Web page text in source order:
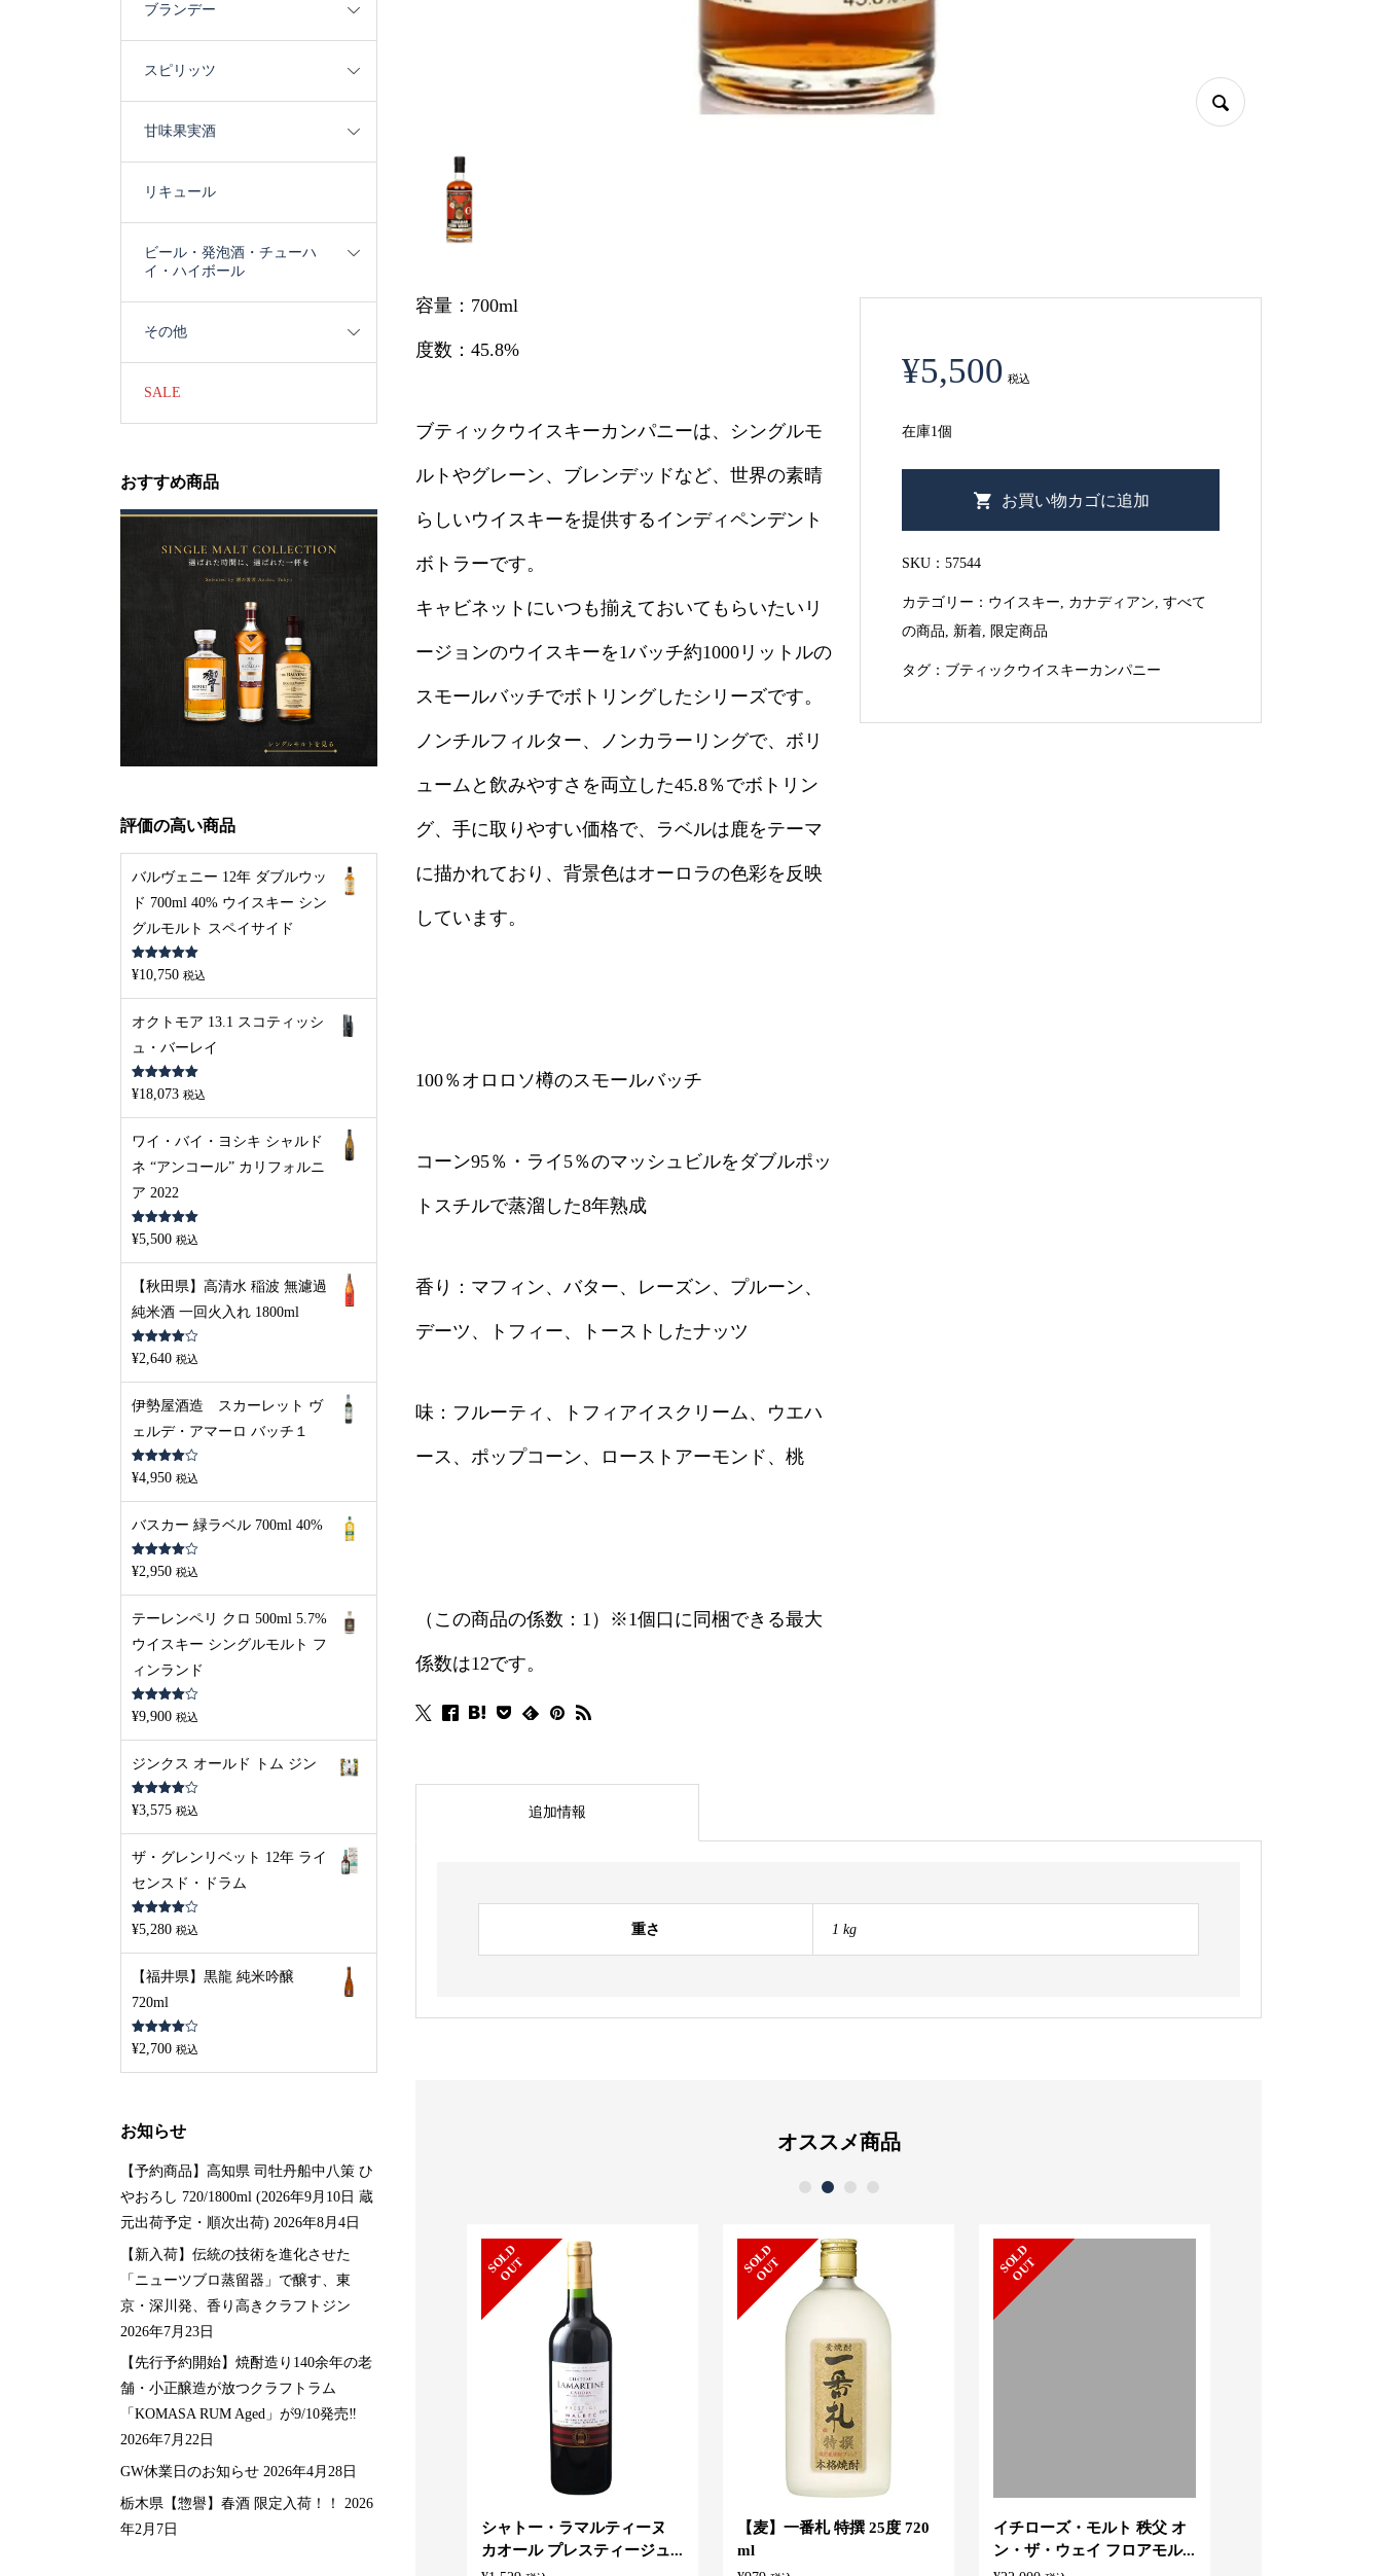
容量：700ml
度数：45.8%
ブティックウイスキーカンパニーは、シングルモ
ルトやグレーン、ブレンデッドなど、世界の素晴
らしいウイスキーを提供するインディペンデント
ボトラーです。
キャビネットにいつも揃えておいてもらいたいリ
ージョンのウイスキーを1バッチ約1000リットルの
スモールバッチでボトリングしたシリーズです。
ノンチルフィルター、ノンカラーリングで、ボリ
ュームと飲みやすさを両立した45.8％でボトリン
グ、手に取りやすい価格で、ラベルは鹿をテーマ
に描かれており、背景色はオーロラの色彩を反映
しています。
100％オロロソ樽のスモールバッチ
コーン95％・ライ5％のマッシュビルをダブルポッ
トスチルで蒸溜した8年熟成
香り：マフィン、バター、レーズン、プルーン、
デーツ、トフィー、トーストしたナッツ
味：フルーティ、トフィアイスクリーム、ウエハ
ース、ポップコーン、ローストアーモンド、桃
（この商品の係数：1）※1個口に同梱できる最大
係数は12です。
¥5,500 税込
在庫1個
ッ
ク
ウ
お買い物カゴに追加
SKU：57544
カテゴリー： ウイスキー カナディアン ,すべて
の商品
新着 限定商品
タグ： ブティックウイスキーカンパニー
追加情報
重さ 1 kg
オススメ商品
都】多満自慢 佳撰 多
S
O
L
D
O
U
T S
O
L
D
O
U
T
シャトー・ラマルティーヌ
カオール プレスティージュ...
S
O
L
D
O
U
T
【麦】一番札 特撰 25度 720
ml
S
O
L
D
O
U
T
イチローズ・モルト 秩父 オ
ン・ザ・ウェイ フロアモル...
1 2 3 4
ブランデー
スピリッツ
甘味果実酒
リキュール
ビール・発泡酒・チューハ
イ・ハイボール
その他
SALE
おすすめ商品
評価の高い商品
バルヴェニー 12年 ダブルウッ
ド 700ml 40% ウイスキー シン
グルモルト スペイサイド
5段階中5.00
の評価
¥10,750 税込
オクトモア 13.1 スコティッシ
ュ・バーレイ
5段階中5.00
の評価
¥18,073 税込
ワイ・バイ・ヨシキ シャルド
ネ “アンコール” カリフォルニ
ア 2022
5段階中 5.00
の評価
¥5,500 税込
【秋田県】高清水 稲波 無濾過
純米酒 一回火入れ 1800ml
5段階中
4.00の評
¥2,640 税込
伊勢屋酒造 スカーレット ヴ
ェルデ・アマーロ バッチ１
5段階中
4.00の評
¥4,950 税込
バスカー 緑ラベル 700ml 40%
5段階中
4.00の評
¥2,950 税込
テーレンペリ クロ 500ml 5.7%
ウイスキー シングルモルト フ
ィンランド
5段階中
4.00の評
¥9,900 税込
ジンクス オールド トム ジン
5段階中
4.00の評
¥3,575 税込
ザ・グレンリベット 12年 ライ
センスド・ドラム
5段階中
4.00の評
¥5,280 税込
【福井県】黒龍 純米吟醸
720ml
5段階中
4.00の評
¥2,700 税込
お知らせ
【予約商品】高知県 司牡丹船中八策 ひ
やおろし 720/1800ml (2026年9月10日 蔵
元出荷予定・順次出荷) 2026年8月4日
【新入荷】伝統の技術を進化させた
「ニューツブロ蒸留器」で醸す、東
京・深川発、香り高きクラフトジン
2026年7月23日
【先行予約開始】焼酎造り140余年の老
舗・小正醸造が放つクラフトラム
「KOMASA RUM Aged」が9/10発売‼️
2026年7月22日
GW休業日のお知らせ 2026年4月28日
栃木県【惣譽】春酒 限定入荷！！
2026
年2月7日